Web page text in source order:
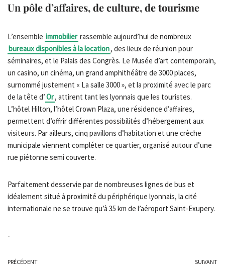
Un pôle d’affaires, de culture, de tourisme
L’ensemble immobilier rassemble aujourd’hui de nombreux
bureaux disponibles à la location, des lieux de réunion pour
séminaires, et le Palais des Congrès. Le Musée d’art contemporain,
un casino, un cinéma, un grand amphithéâtre de 3000 places,
surnommé justement « La salle 3000 », et la proximité avec le parc
de la tête d’Or, attirent tant les lyonnais que les touristes.
L’hôtel Hilton, l’hôtel Crown Plaza, une résidence d’affaires,
permettent d’offrir différentes possibilités d’hébergement aux
visiteurs. Par ailleurs, cinq pavillons d’habitation et une crèche
municipale viennent compléter ce quartier, organisé autour d’une
rue piétonne semi couverte.
Parfaitement desservie par de nombreuses lignes de bus et
idéalement situé à proximité du périphérique lyonnais, la cité
internationale ne se trouve qu’à 35 km de l’aéroport Saint-Exupery.
-
PRÉCÉDENT SUIVANT